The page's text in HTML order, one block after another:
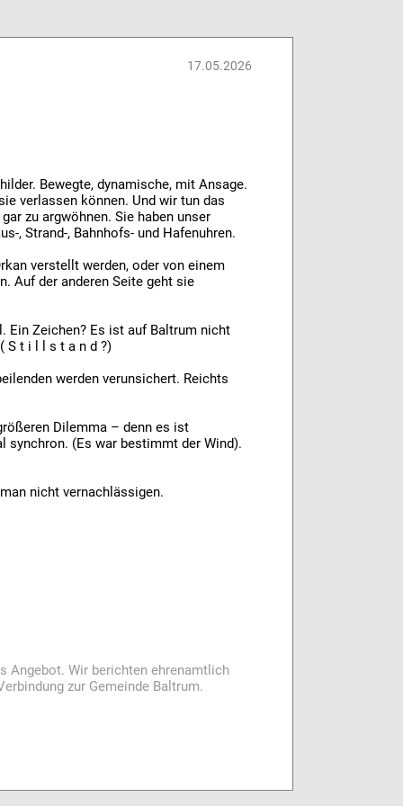
17.05.2026
Bewegte, dynamische, mit Ansage.
verlassen können. Und wir tun das
zu argwöhnen. Sie haben unser
, Strand-, Bahnhofs- und Hafenuhren.
verstellt werden, oder von einem
Auf der anderen Seite geht sie
Ein Zeichen? Es ist auf Baltrum nicht
S t i l l s t a n d ?)
werden verunsichert. Reichts
Dilemma – denn es ist
synchron. (Es war bestimmt der Wind).
nicht vernachlässigen.
Angebot. Wir berichten ehrenamtlich
zur Gemeinde Baltrum.